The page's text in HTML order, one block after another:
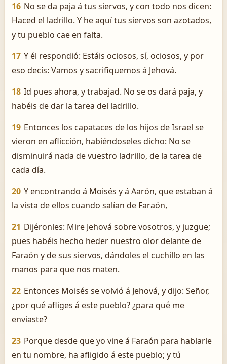
16 No se da paja á tus siervos, y con todo nos dicen:
Haced el ladrillo. Y he aquí tus siervos son azotados,
y tu pueblo cae en falta.
17 Y él respondió: Estáis ociosos, sí, ociosos, y por
eso decís: Vamos y sacrifiquemos á Jehová.
18 Id pues ahora, y trabajad. No se os dará paja, y
habéis de dar la tarea del ladrillo.
19 Entonces los capataces de los hijos de Israel se
vieron en aflicción, habiéndoseles dicho: No se
disminuirá nada de vuestro ladrillo, de la tarea de
cada día.
20 Y encontrando á Moisés y á Aarón, que estaban á
la vista de ellos cuando salían de Faraón,
21 Dijéronles: Mire Jehová sobre vosotros, y juzgue;
pues habéis hecho heder nuestro olor delante de
Faraón y de sus siervos, dándoles el cuchillo en las
manos para que nos maten.
22 Entonces Moisés se volvió á Jehová, y dijo: Señor,
¿por qué afliges á este pueblo? ¿para qué me
enviaste?
23 Porque desde que yo vine á Faraón para hablarle
en tu nombre, ha afligido á este pueblo; y tú